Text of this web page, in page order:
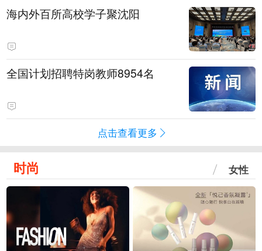
海内外百所高校学子聚沈阳
全国计划招聘特岗教师8954名
点击查看更多
时尚 女性